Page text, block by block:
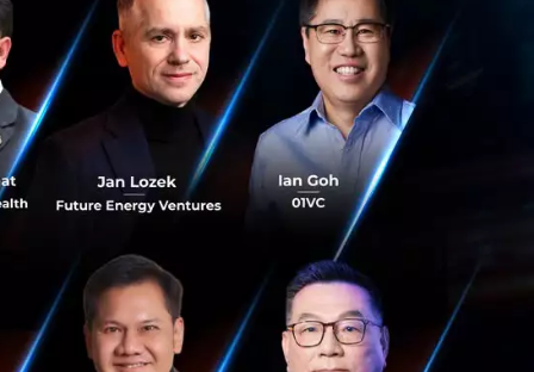
าคม 2020 โดย
Financial